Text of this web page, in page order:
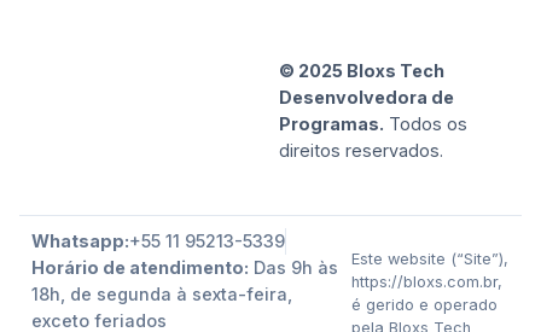
© 2025 Bloxs Tech
Desenvolvedora de
Programas. Todos os
direitos reservados.
Whatsapp:+55 11 95213-5339
Horário de atendimento: Das 9h às
18h, de segunda à sexta-feira,
exceto feriados
Este website (“Site”),
https://bloxs.com.br,
é gerido e operado
pela Bloxs Tech